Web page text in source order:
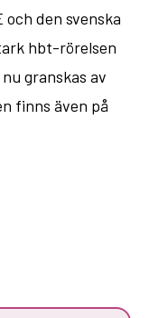
den svenska
hbt-rörelsen
granskas av
finns även på